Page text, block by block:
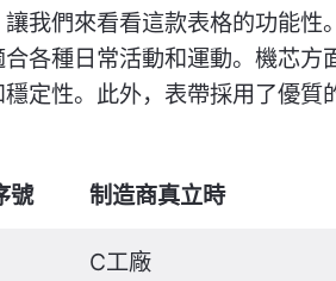
我們來看看這款表格的功能
合各種日常活動和運動。機芯
定性。此外，表帶採用了優質
號 制造商真立時
C工廠